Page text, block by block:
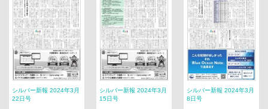
シルバー新報 2024年3月
22日号
シルバー新報 2024年3月
15日号
シルバー新報 2024年3月
8日号